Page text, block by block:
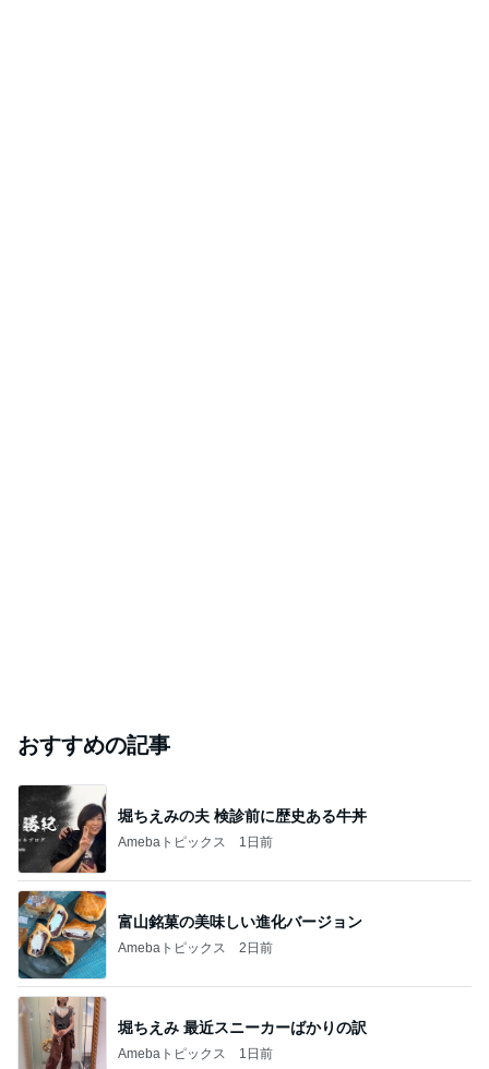
おすすめの記事
堀ちえみの夫 検診前に歴史ある牛丼
Amebaトピックス 1日前
富山銘菓の美味しい進化バージョン
Amebaトピックス 2日前
堀ちえみ 最近スニーカーばかりの訳
Amebaトピックス 1日前